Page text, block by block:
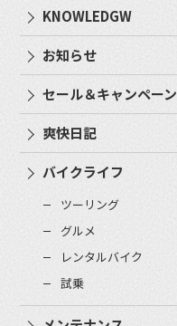
KNOWLEDGW
お知らせ
セール＆キャンペーン
爽快日記
バイクライフ
ツーリング
グルメ
レンタルバイク
試乗